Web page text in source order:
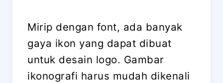
Mirip dengan font, ada banyak
gaya ikon yang dapat dibuat
untuk desain logo. Gambar
ikonografi harus mudah dikenali